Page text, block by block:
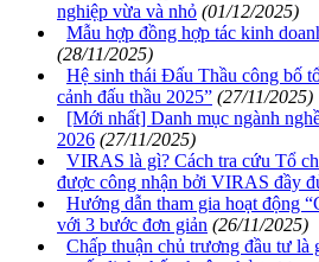
nghiệp vừa và nhỏ (01/12/2025)
Mẫu hợp đồng hợp tác kinh
(28/11/2025)
Hệ sinh thái Đấu Thầu công bố
cảnh đấu thầu 2025” (27/11/2025)
[Mới nhất] Danh mục ngành
2026 (27/11/2025)
VIRAS là gì? Cách tra cứu Tổ
được công nhận bởi VIRAS đầy
Hướng dẫn tham gia hoạt động
với 3 bước đơn giản (26/11/2025)
Chấp thuận chủ trương đầu tư là